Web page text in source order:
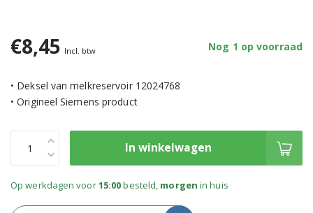
€8,45 Incl. btw Nog 1 op voorraad
• Deksel van melkreservoir 12024768
• Origineel Siemens product
In winkelwagen
Op werkdagen voor15:00besteld, morgen in huis